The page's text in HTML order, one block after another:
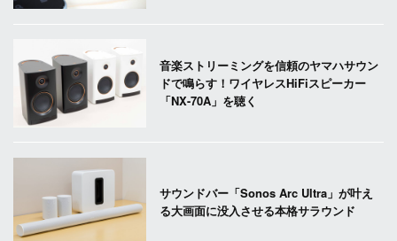
音楽ストリーミングを信頼のヤマハサウン
ドで鳴らす！ワイヤレスHiFiスピーカー
「NX-70A」を聴く
サウンドバー「Sonos Arc Ultra」が叶え
る大画面に没入させる本格サラウンド